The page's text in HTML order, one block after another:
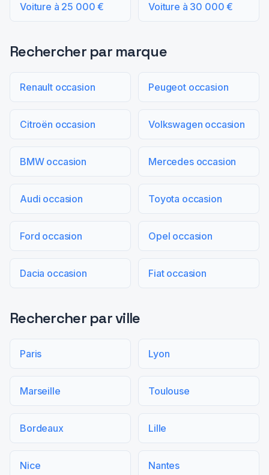
Voiture à 25 000 € Voiture à 30 000 €
Rechercher par marque
Renault occasion Peugeot occasion
Citroën occasion Volkswagen occasion
BMW occasion Mercedes occasion
Audi occasion Toyota occasion
Ford occasion Opel occasion
Dacia occasion Fiat occasion
Rechercher par ville
Paris Lyon
Marseille Toulouse
Bordeaux Lille
Nice Nantes